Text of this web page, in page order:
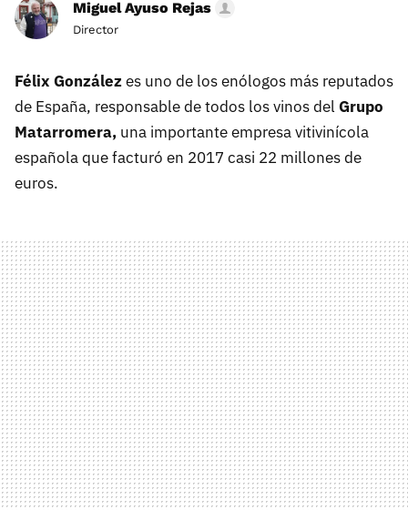
Miguel Ayuso Rejas
Director
Félix Gonzálezes uno de los enólogos más reputados
de España, responsable de todos los vinos del Grupo
Matarromera, una importante empresa vitivinícola
española que facturó en 2017 casi 22 millones de
euros.